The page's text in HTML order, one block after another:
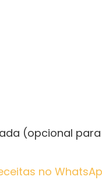
(opcional
no